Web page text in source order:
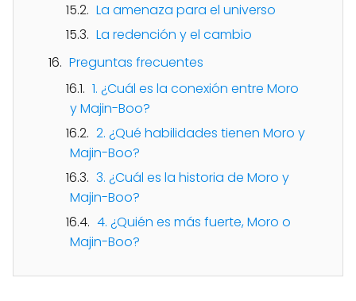
La amenaza para el universo
La redención y el cambio
Preguntas frecuentes
1. ¿Cuál es la conexión entre Moro
y Majin-Boo?
2. ¿Qué habilidades tienen Moro y
Majin-Boo?
3. ¿Cuál es la historia de Moro y
Majin-Boo?
4. ¿Quién es más fuerte, Moro o
Majin-Boo?